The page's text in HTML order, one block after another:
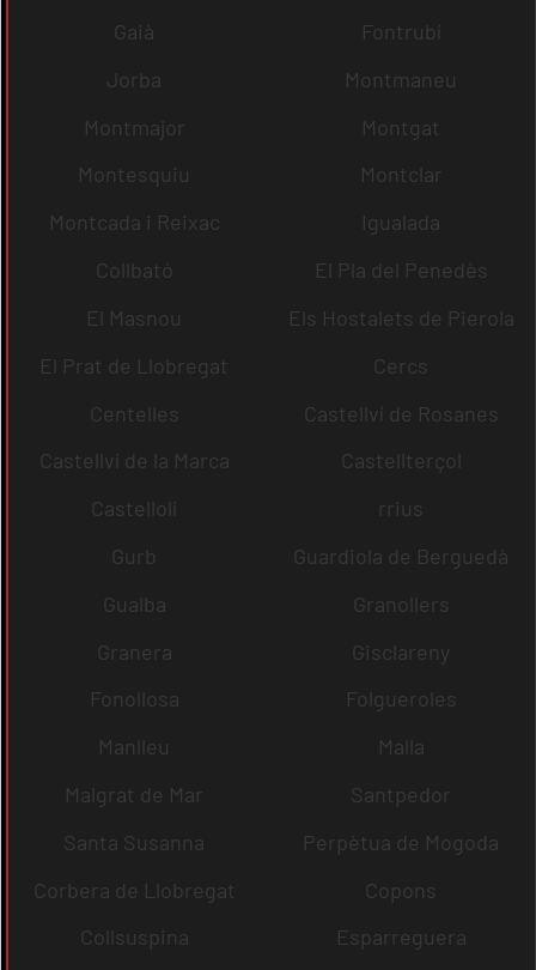
Gaià
Fontrubí
Jorba
Montmaneu
Montmajor
Montgat
Montesquiu
Montclar
Montcada i Reixac
Igualada
Collbató
El Pla del Penedès
El Masnou
Els Hostalets de Pierola
El Prat de Llobregat
Cercs
Centelles
Castellví de Rosanes
Castellví de la Marca
Castellterçol
Castellolí
rrius
Gurb
Guardiola de Berguedà
Gualba
Granollers
Granera
Gisclareny
Fonollosa
Folgueroles
Manlleu
Malla
Malgrat de Mar
Santpedor
Santa Susanna
Perpètua de Mogoda
Corbera de Llobregat
Copons
Collsuspina
Esparreguera